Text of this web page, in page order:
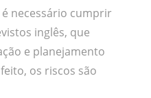
necessário cumprir
inglês, que
e planejamento
os riscos são